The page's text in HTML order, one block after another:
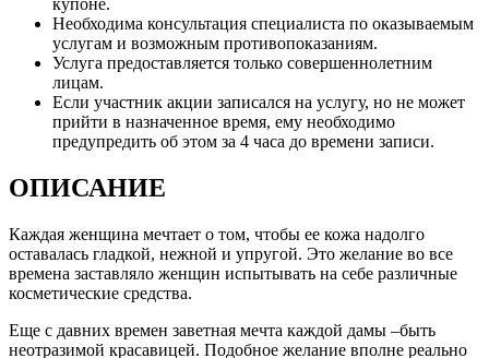
Необходима консультация специалиста по оказываемым
услугам и возможным противопоказаниям.
Услуга предоставляется только совершеннолетним
лицам.
Если участник акции записался на услугу, но не может
прийти в назначенное время, ему необходимо
предупредить об этом за 4 часа до времени записи.
ОПИСАНИЕ
Каждая женщина мечтает о том, чтобы ее кожа надолго
оставалась гладкой, нежной и упругой. Это желание во все
времена заставляло женщин испытывать на себе различные
косметические средства.
Еще с давних времен заветная мечта каждой дамы –быть
неотразимой красавицей. Подобное желание вполне реально